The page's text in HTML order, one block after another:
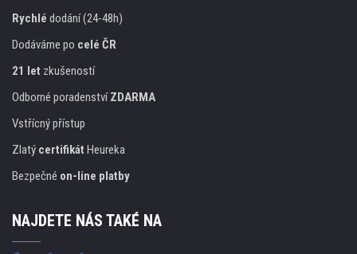
Rychlé dodání (24-48h)
Dodáváme po celé ČR
21 let zkušeností
Odborné poradenstvíZDARMA
Vstřícný přístup
Zlatý certifikát Heureka
Bezpečné on-line platby
NAJDETE NÁS TAKÉ NA